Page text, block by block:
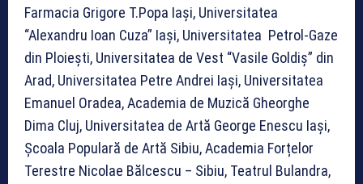
Farmacia Grigore T.Popa Iași, Universitatea
“Alexandru Ioan Cuza” Iași, Universitatea Petrol-Gaze
din Ploiești, Universitatea de Vest “Vasile Goldiș” din
Arad, Universitatea Petre Andrei Iași, Universitatea
Emanuel Oradea, Academia de Muzică Gheorghe
Dima Cluj, Universitatea de Artă George Enescu Iași,
Școala Populară de Artă Sibiu, Academia Forțelor
Terestre Nicolae Bălcescu – Sibiu, Teatrul Bulandra,